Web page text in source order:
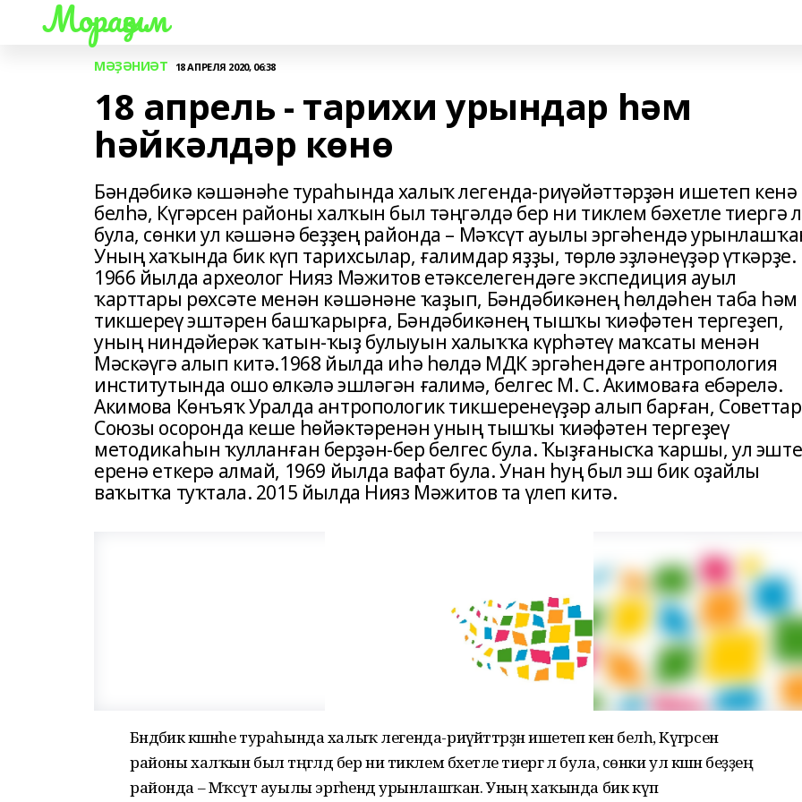
Мораҙым
МӘҘӘНИӘТ 18 АПРЕЛЯ 2020, 06:38
18 апрель - тарихи урындар һәм
һәйкәлдәр көнө
Бәндәбикә кәшәнәһе тураһында халыҡ легенда-риүәйәттәрҙән ишетеп кенә
белһә, Күгәрсен районы халҡын был тәңгәлдә бер ни тиклем бәхетле тиергә
була, сөнки ул кәшәнә беҙҙең районда – Мәҡсүт ауылы эргәһендә
Уның хаҡында бик күп тарихсылар, ғалимдар яҙҙы, төрлө эҙләнеүҙәр үткәрҙе.
1966 йылда археолог Нияз Мәжитов етәкселегендәге экспедиция ауыл
ҡарттары рөхсәте менән кәшәнәне ҡаҙып, Бәндәбикәнең һөлдәһен таба һәм
тикшереү эштәрен башҡарырға, Бәндәбикәнең тышҡы ҡиәфәтен тергеҙеп,
уның ниндәйерәк ҡатын-ҡыҙ булыуын халыҡҡа күрһәтеү маҡсаты менән
Мәскәүгә алып китә.1968 йылда иһә һөлдә МДК эргәһендәге антропология
институтында ошо өлкәлә эшләгән ғалимә, белгес М. С. Акимоваға ебәрелә.
Акимова Көнъяҡ Уралда антропологик тикшеренеүҙәр алып барған, Советтар
Союзы осоронда кеше һөйәктәренән уның тышҡы ҡиәфәтен тергеҙеү
методикаһын ҡулланған берҙән-бер белгес була. Ҡыҙғанысҡа ҡаршы, ул эште
еренә еткерә алмай, 1969 йылда вафат була. Унан һуң был эш бик оҙайлы
ваҡытҡа туҡтала. 2015 йылда Нияз Мәжитов та үлеп китә.
Бәндәбикә кәшәнәһе тураһында халыҡ легенда-риүәйәттәрҙән ишетеп кенә белһә, Күгәрсен
районы халҡын был тәңгәлдә бер ни тиклем бәхетле тиергә лә була, сөнки ул кәшәнә беҙҙең
районда – Мәҡсүт ауылы эргәһендә урынлашҡан. Уның хаҡында бик күп